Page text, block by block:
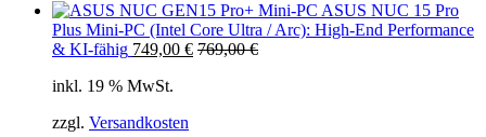
ASUS NUC 15 Pro
Plus Mini-PC (Intel Core Ultra / Arc): High-End Performance
& KI-fähig 749,00 € 769,00€
inkl. 19 % MwSt.
zzgl. Versandkosten